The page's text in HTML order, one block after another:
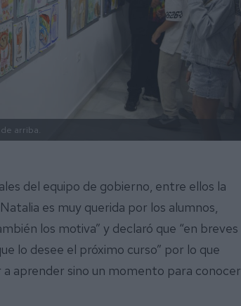
arriba.
del equipo de gobierno, entre ellos la
es muy querida por los alumnos,
los motiva” y declaró que “en breves
lo desee el próximo curso” por lo que
aprender sino un momento para conocer